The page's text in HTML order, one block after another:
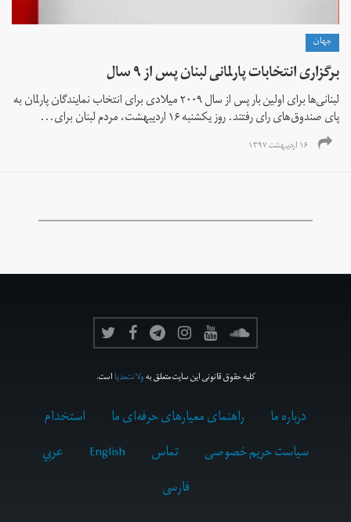
جهان
برگزاری انتخابات پارلمانی لبنان پس از ۹ سال
لبنانی‌ها برای اولین بار پس از سال ۲۰۰۹ میلادی برای انتخاب نمایندگان پارلمان به
پای صندوق‌های رای رفتند. روز یکشنبه ۱۶ اردیبهشت، مردم لبنان برای...
۱۶ اردیبهشت ۱۳۹۷
کلیه حقوق قانونی این سایت متعلق بهولانت‌مدیااست.
درباره ما راهنمای معیارهای حرفه‌ای ما
استخدام
سیاست حریم خصوصی
تماس English
عربي
فارسى